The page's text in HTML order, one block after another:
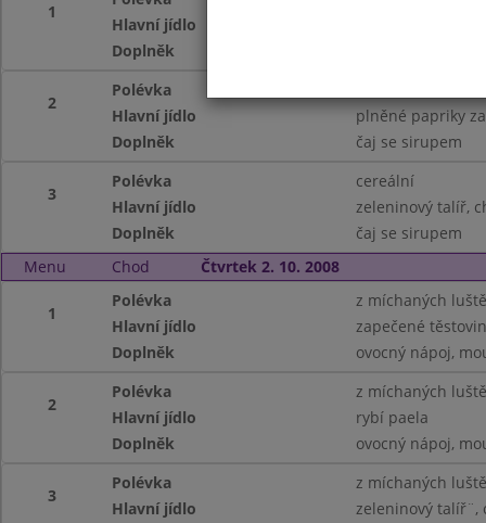
1
Hlavní jídlo
Doplněk
2
Polévka
Hlavní jídlo
plněné papriky
Doplněk
čaj se sirupem
3
Polévka
cereální
Hlavní jídlo
zeleninový talíř,
Doplněk
čaj se sirupem
Menu
Chod Čtvrtek 2. 10. 2008
1
Polévka
z míchaných
Hlavní jídlo
zapečené
Doplněk
ovocný nápoj,
2
Polévka
z míchaných
Hlavní jídlo
rybí paela
Doplněk
ovocný nápoj,
3
Polévka
z míchaných
Hlavní jídlo
zeleninový talíř¨,